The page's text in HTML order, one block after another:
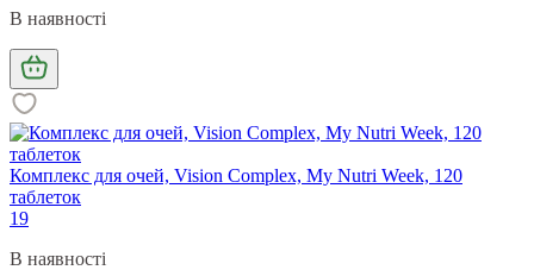
В наявності
Комплекс для очей, Vision Complex, My Nutri Week, 120
таблеток
19
В наявності